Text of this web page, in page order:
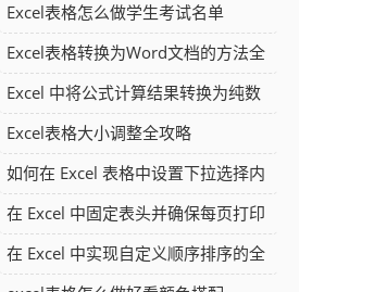
Excel表格怎么做学生考试名单
Excel表格转换为Word文档的方法全
解析
Excel 中将公式计算结果转换为纯数
字的多种方法
Excel表格大小调整全攻略
如何在 Excel 表格中设置下拉选择内
容
在 Excel 中固定表头并确保每页打印
时都显示表头的方法详解
在 Excel 中实现自定义顺序排序的全